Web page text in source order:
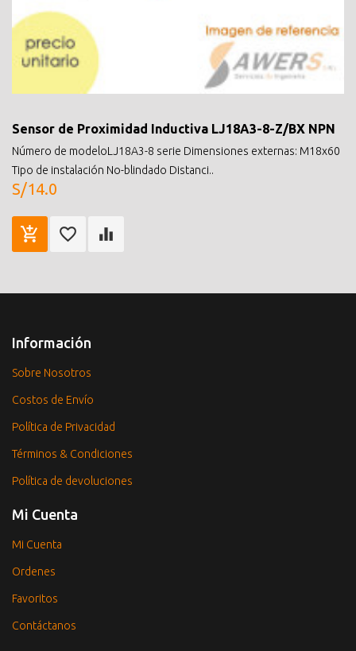
Sensor de Proximidad Inductiva LJ18A3-8-Z/BX NPN
Número de modeloLJ18A3-8 serie Dimensiones externas: M18x60
Tipo de instalación No-blindado Distanci..
S/14.0
Información
Sobre Nosotros
Costos de Envío
Política de Privacidad
Términos & Condiciones
Política de devoluciones
Mi Cuenta
Mi Cuenta
Ordenes
Favoritos
Contáctanos